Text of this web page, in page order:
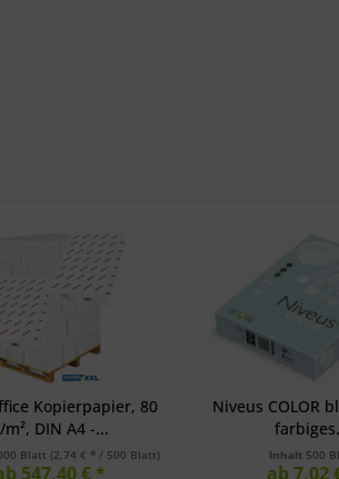
Kopierpapier, 80
m², DIN A4 -...
Blatt (2,74 € * / 500 Blatt)
547,40 € *
Niveus COLOR
Inhalt 500
ab 7,02